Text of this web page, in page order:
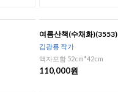
여름산책(수채화)(3553)
김광룡 작가
액자포함 52cm*42cm
110,000원